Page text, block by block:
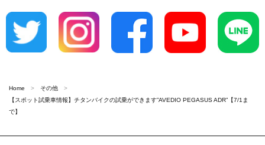
Home
その他
【スポット試乗車情報】チタンバイクの試乗ができます”AVEDIO PEGASUS ADR”【7/1ま
で】